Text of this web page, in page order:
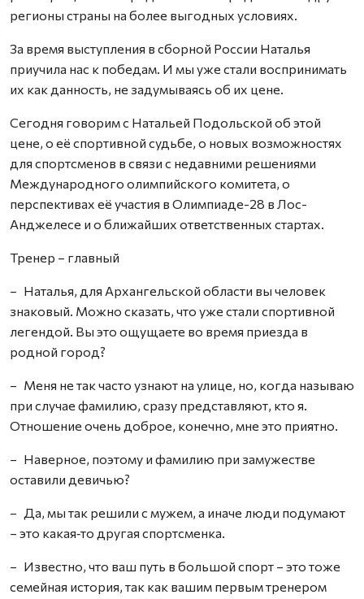
регионы страны на более выгодных условиях.
За время выступления в сборной России Наталья
приучила нас к победам. И мы уже стали воспринимать
их как данность, не задумываясь об их цене.
Сегодня говорим с Натальей Подольской об этой
цене, о её спортивной судьбе, о новых возможностях
для спортсменов в связи с недавними решениями
Международного олимпийского комитета, о
перспективах её участия в Олимпиаде-28 в Лос-
Анджелесе и о ближайших ответственных стартах.
Тренер – главный
– Наталья, для Архангельской области вы человек
знаковый. Можно сказать, что уже стали спортивной
легендой. Вы это ощущаете во время приезда в
родной город?
– Меня не так часто узнают на улице, но, когда называю
при случае фамилию, сразу представляют, кто я.
Отношение очень доброе, конечно, мне это приятно.
– Наверное, поэтому и фамилию при замужестве
оставили девичью?
– Да, мы так решили с мужем, а иначе люди подумают
– это какая‑то другая спортсменка.
– Известно, что ваш путь в большой спорт – это тоже
семейная история, так как вашим первым тренером